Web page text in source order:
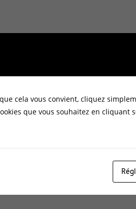
cela vous convient, cliquez
que vous souhaitez en cliquant